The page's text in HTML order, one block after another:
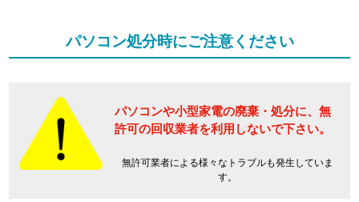
パソコン処分時にご注意ください
パソコンや小型家電の廃棄・処分に、 無
許可の回収業者を利用しないで下さい。
無許可業者による様々なトラブルも発生していま
す。